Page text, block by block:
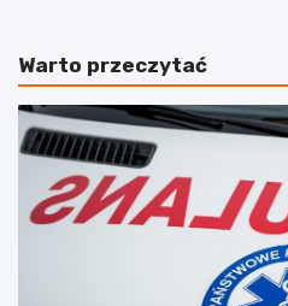
Warto przeczytać